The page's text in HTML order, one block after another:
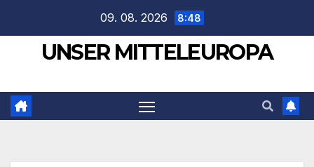
springen
09. 08. 2026 8:48
UNSER MITTELEUROPA